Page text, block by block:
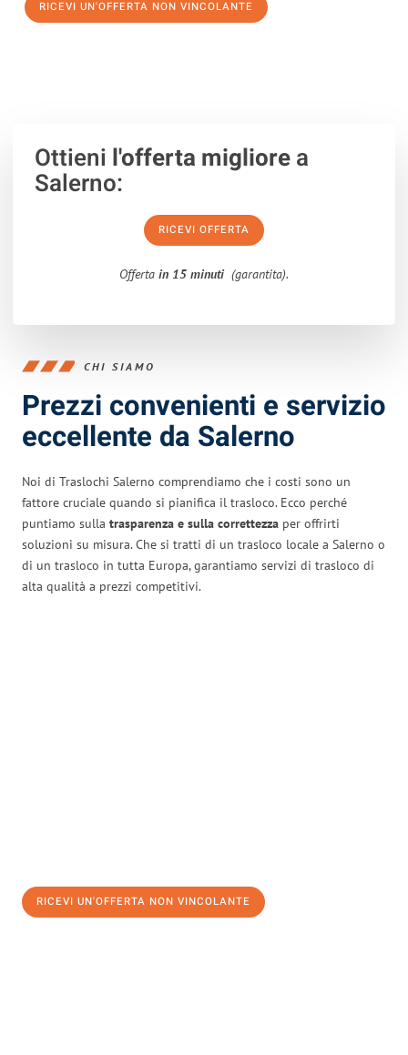
RICEVI UN'OFFERTA NON VINCOLANTE
Ottieni l'offerta migliorea
Salerno:
RICEVI OFFERTA
Offerta in 15 minuti (garantita).
CHI SIAMO
Prezzi convenienti e servizio
eccellente da Salerno
Noi di Traslochi Salerno comprendiamo che i costi sono un
fattore cruciale quando si pianifica il trasloco. Ecco perché
puntiamo sulla trasparenza e sulla correttezza per offrirti
soluzioni su misura. Che si tratti di un trasloco locale a Salerno o
di un trasloco in tutta Europa, garantiamo servizi di trasloco di
alta qualità a prezzi competitivi.
RICEVI UN'OFFERTA NON VINCOLANTE